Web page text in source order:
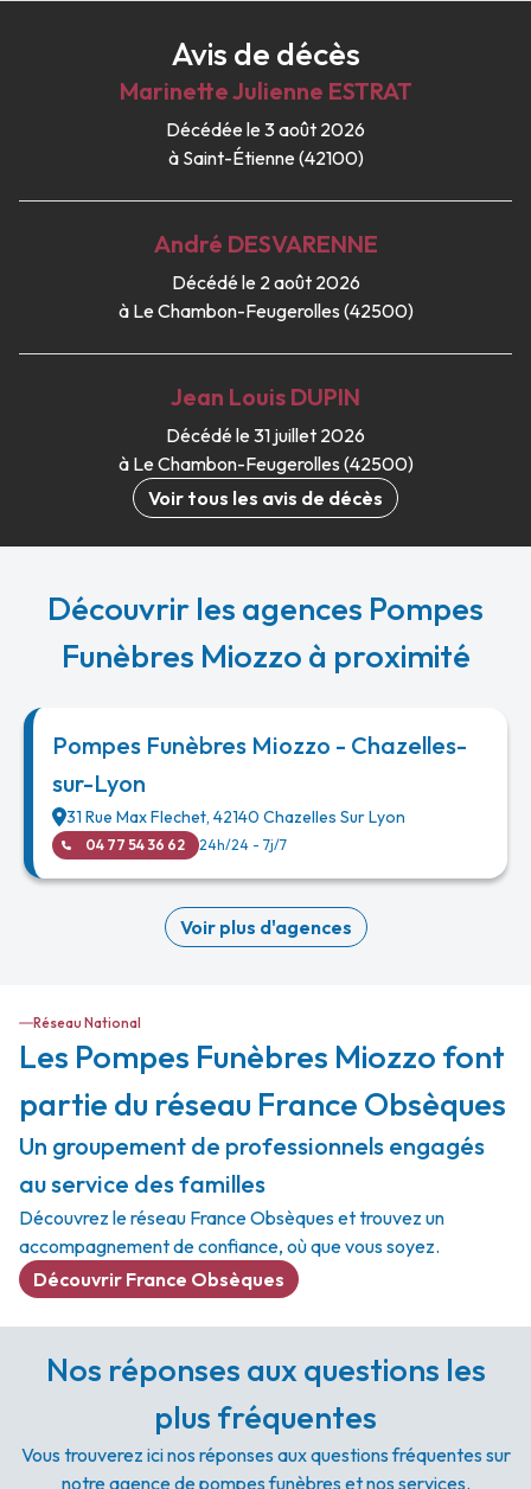
Avis de décès
Marinette Julienne ESTRAT
Décédée le 3 août 2026
à Saint-Étienne (42100)
André DESVARENNE
Décédé le 2 août 2026
à Le Chambon-Feugerolles (42500)
Jean Louis DUPIN
Décédé le 31 juillet 2026
à Le Chambon-Feugerolles (42500)
Voir tous les avis de décès
Découvrir les agences Pompes
Funèbres Miozzo à proximité
Pompes Funèbres Miozzo - Chazelles-
sur-Lyon
31 Rue Max Flechet, 42140 Chazelles Sur Lyon
04 77 54 36 62 24h/24 - 7j/7
Voir plus d'agences
Réseau National
Les Pompes Funèbres Miozzo font
partie du réseau France Obsèques
Un groupement de professionnels engagés
au service des familles
Découvrez le réseau France Obsèques et trouvez un
accompagnement de confiance, où que vous soyez.
Découvrir France Obsèques
Nos réponses aux questions les
plus fréquentes
Vous trouverez ici nos réponses aux questions fréquentes sur
notre agence de pompes funèbres et nos services.